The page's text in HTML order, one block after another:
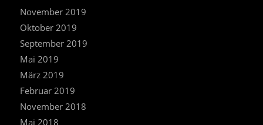
November 2019
Oktober 2019
September 2019
Mai 2019
März 2019
Februar 2019
November 2018
Mai 2018